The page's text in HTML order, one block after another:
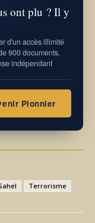
ont plu ? Il y
d'un accès illimité
900 documents.
indépendant
Pionnier
Terrorisme